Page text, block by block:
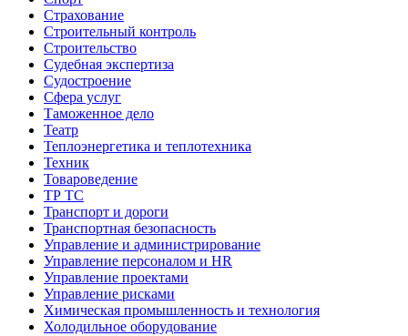
Страхование
Строительный контроль
Строительство
Судебная экспертиза
Судостроение
Сфера услуг
Таможенное дело
Театр
Теплоэнергетика и теплотехника
Техник
Товароведение
ТР ТС
Транспорт и дороги
Транспортная безопасность
Управление и администрирование
Управление персоналом и HR
Управление проектами
Управление рисками
Химическая промышленность и технология
Холодильное оборудование